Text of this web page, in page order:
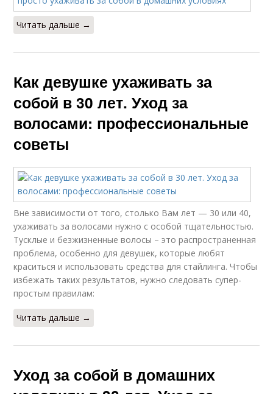
Читать дальше →
Как девушке ухаживать за
собой в 30 лет. Уход за
волосами: профессиональные
советы
Вне зависимости от того, столько Вам лет — 30 или 40,
ухаживать за волосами нужно с особой тщательностью.
Тусклые и безжизненные волосы – это распространенная
проблема, особенно для девушек, которые любят
краситься и использовать средства для стайлинга. Чтобы
избежать таких результатов, нужно следовать супер-
простым правилам:
Читать дальше →
Уход за собой в домашних